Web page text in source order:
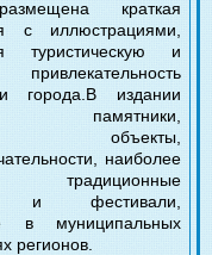
краткая
с иллюстрациями,
туристическую и
привлекательность
города.В издании
памятники,
объекты,
наиболее
традиционные
и фестивали,
в муниципальных
регионов.